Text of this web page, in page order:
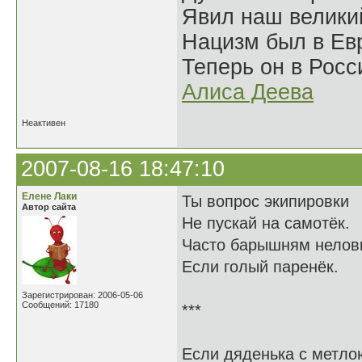
Явил наш
Нацизм был в
Теперь он в
Алиса Деева
Неактивен
2007-08-16 18:47:10
Елене Лаки
Автор сайта
Зарегистрирован: 2006-05-06
Сообщений: 17180
Ты вопрос экипировки
Не пускай на самотёк.
Часто барышням
Если голый паренёк.
***
Если дяденька с